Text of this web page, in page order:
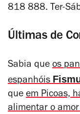
818 888. Ter-
Últimas de
Sabia que os
espanhóis
que em Picoas,
alimentar o